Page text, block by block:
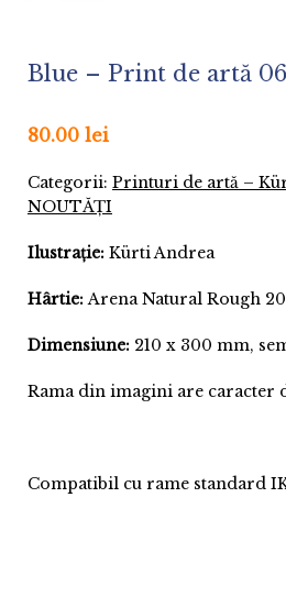
Blue – Print de artă 06
80.00 lei
Categorii: Printuri de artă –
NOUTĂȚI
Ilustrație: Kürti Andrea
Hârtie:Arena Natural Rough
Dimensiune: 210 x 300 mm,
Rama din imagini are caracter
Compatibil cu rame standard